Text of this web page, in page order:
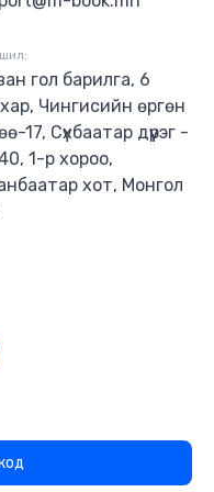
гол барилга, 6
Чингисийн өргөн
17, Сүхбаатар дүүрэг -
1-р хороо,
хот, Монгол